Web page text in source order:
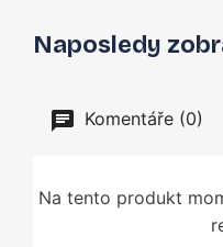
Naposledy
Komentáře (0)
Na tento produkt